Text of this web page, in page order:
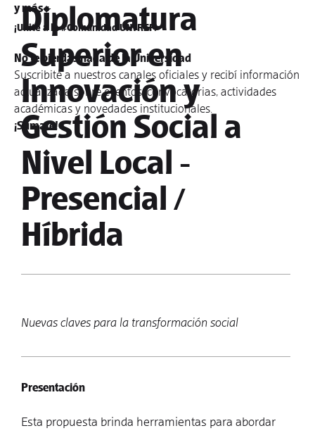
y más +
¡Unite a la #Comunidad UNTREF!
No te pierdas nada de la Universidad
Suscribite a nuestros canales oficiales y recibí información
actualizada sobre eventos, convocatorias, actividades
académicas y novedades institucionales.
¡Sumate!
Diplomatura
Superior en
Innovación y
Gestión Social a
Nivel Local -
Presencial /
Híbrida
Nuevas claves para la transformación social
Presentación
Esta propuesta brinda herramientas para abordar